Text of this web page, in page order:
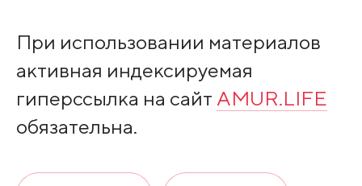
При использовании материалов
активная индексируемая
гиперссылка на сайт AMUR.LIFE
обязательна.